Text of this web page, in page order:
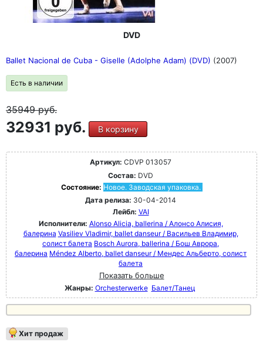
DVD
Ballet Nacional de Cuba - Giselle (Adolphe Adam) (DVD) (2007)
Есть в наличии
35949руб.
32931 руб. В корзину
Артикул: CDVP 013057
Состав: DVD
Состояние: Новое. Заводская упаковка.
Дата релиза: 30-04-2014
Лейбл: VAI
Исполнители: Alonso Alicia, ballerina / Алонсо Алисия,
балерина Vasiliev Vladimir, ballet danseur / Васильев Владимир,
солист балета Bosch Aurora, ballerina / Бош Аврора,
балерина Méndez Alberto, ballet danseur / Мендес Альберто, солист
балета
Показать больше
Жанры: Orchesterwerke Балет/Танец
Хит продаж